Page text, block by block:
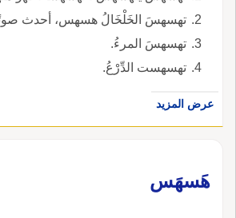
تهسهسَ الخَلْخَالُ هسهس، أحدث
تهسهسَ المرءُ.
تهسهست الدِّرْعُ.
عرض المزيد
هَسهَس